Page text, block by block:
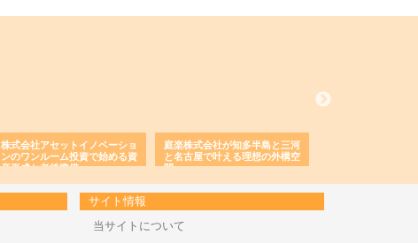
株式会社アセットイノベーショ
ンのワンルーム投資で始める資
産形成と老後準備
庭楽株式会社が知多半島と三河
と名古屋で叶える理想の外構空
間
サイト情報
当サイトについて